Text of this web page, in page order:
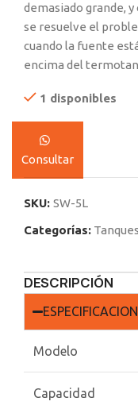
demasiado grande,
se resuelve el
cuando la fuente
encima del
1 disponibles
Consultar
SKU: SW-5L
Categorías: Tanques
DESCRIPCIÓN
Modelo
Capacidad